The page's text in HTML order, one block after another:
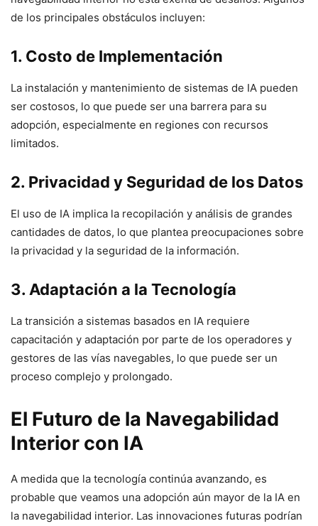
de los principales obstáculos incluyen:
1. Costo de Implementación
La instalación y mantenimiento de sistemas de IA pueden
ser costosos, lo que puede ser una barrera para su
adopción, especialmente en regiones con recursos
limitados.
2. Privacidad y Seguridad de los Datos
El uso de IA implica la recopilación y análisis de grandes
cantidades de datos, lo que plantea preocupaciones sobre
la privacidad y la seguridad de la información.
3. Adaptación a la Tecnología
La transición a sistemas basados en IA requiere
capacitación y adaptación por parte de los operadores y
gestores de las vías navegables, lo que puede ser un
proceso complejo y prolongado.
El Futuro de la Navegabilidad
Interior con IA
A medida que la tecnología continúa avanzando, es
probable que veamos una adopción aún mayor de la IA en
la navegabilidad interior. Las innovaciones futuras podrían